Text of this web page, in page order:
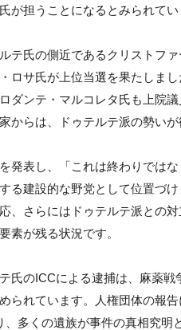
が担うことになるとみられてい
テ氏の側近であるクリストフ
ロサ氏が上位当選を果たしま
ダンテ・マルコレタ氏も上院
からは、ドゥテルテ派の勢い
発表し、「これは終わりでは
る建設的な野党として位置づ
、さらにはドゥテルテ派との
素が残る状況です。
氏のICCによる逮捕は、麻薬
られています。人権団体の報
多くの遺族が事件の真相究明